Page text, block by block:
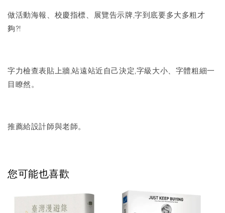
做活動海報、校慶指標、展覽告示牌,字到底要多大多粗才
夠?!
字力檢查表貼上牆,站遠站近自己決定,字級大小、字體粗細一
目瞭然。
推薦給設計師與老師。
您可能也喜歡